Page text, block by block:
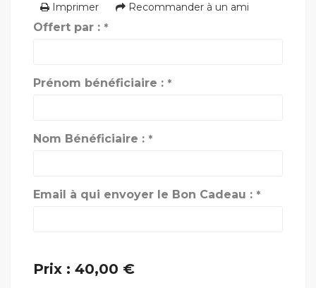
Imprimer Recommander à un ami
Offert par : *
Prénom bénéficiaire : *
Nom Bénéficiaire : *
Email à qui envoyer le Bon Cadeau : *
Prix : 40,00 €